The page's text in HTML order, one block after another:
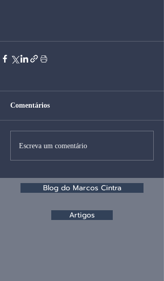
Comentários
Escreva um comentário
Blog do Marcos Cintra
Artigos